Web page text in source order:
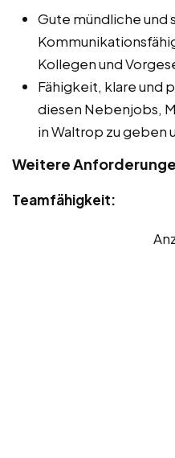
Gute mündliche und
Kollegen und
Fähigkeit, klare und
diesen Nebenjobs,
in Waltrop zu geben
Weitere
Teamfähigkeit: